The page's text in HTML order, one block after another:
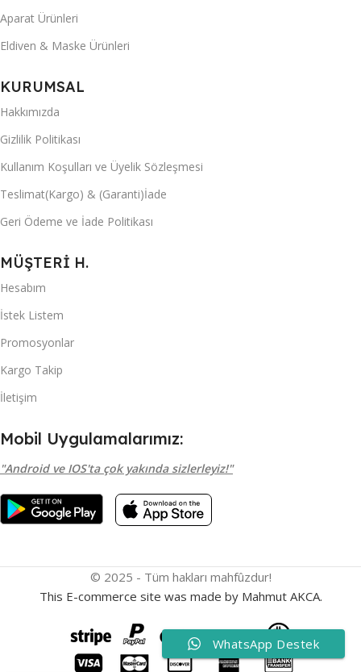
Aparat Ürünleri
Eldiven & Maske Ürünleri
KURUMSAL
Hakkımızda
Gizlilik Politikası
Kullanım Koşulları ve Üyelik Sözleşmesi
Teslimat(Kargo) & (Garanti)İade
Geri Ödeme ve İade Politikası
MÜŞTERİ H.
Hesabım
İstek Listem
Promosyonlar
Kargo Takip
İletişim
Mobil Uygulamalarımız:
"Android ve IOS'ta çok yakında sizlerleyiz!"
© 2025 - Tüm hakları mahfûzdur!
This E-commerce site was made by Mahmut AKCA.
WhatsApp Destek